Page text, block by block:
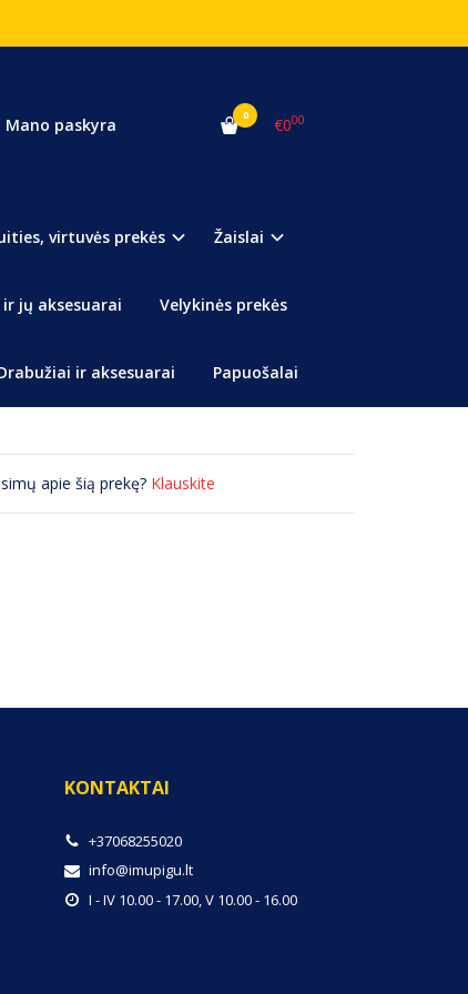
Mano paskyra 0 €000
virtuvės prekės Žaislai
jų aksesuarai Velykinės prekės
ir aksesuarai Papuošalai
apie šią prekę? Klauskite
KONTAKTAI
+37068255020
info@imupigu.lt
I - IV 10.00 - 17.00, V 10.00 - 16.00